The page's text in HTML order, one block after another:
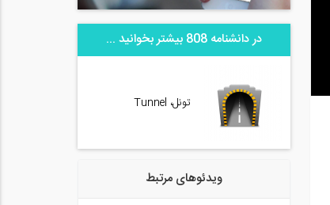
در دانشنامه 808 بیشتر بخوانید ...
تونل، Tunnel
ویدئوهای مرتبط